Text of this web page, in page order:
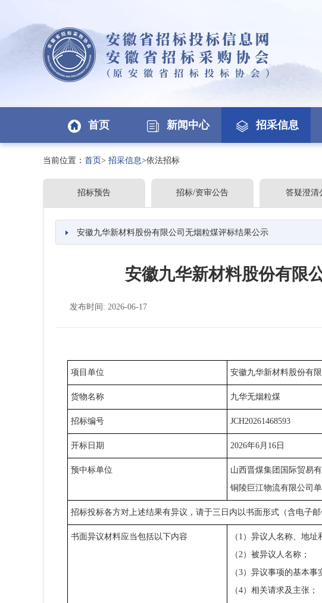
首页 新闻中心 招采信息
当前位置： 首页> 招采信息>依法招标
招标预告 招标/资审公告 答疑澄清
安徽九华新材料股份有限公司无烟粒煤评标结果公示
安徽九华新材料股份有限
发布时间: 2026-06-17
项目单位 安徽九华新材料股份有限
货物名称 九华无烟粒煤
招标编号 JCH20261468593
开标日期 2026年6月16日
预中标单位
山西晋煤集团国际贸易
铜陵巨江物流有限公司
招标投标各方对上述结果有异议，请于三日内以书面形式（含电子
书面异议材料应当包括以下内容
（1）异议人名称、地址
（2）被异议人名称；
（3）异议事项的基本事
（4）相关请求及主张；